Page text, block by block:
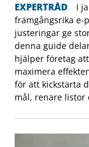
EXPERTRÅD
I
framgångsrika e-
justeringar ge
denna guide
hjälper företag
maximera
för att kickstarta
mål, renare listor